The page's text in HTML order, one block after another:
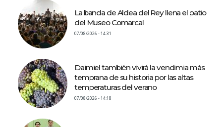
La banda de Aldea del Rey llena el patio
del Museo Comarcal
07/08/2026 - 14:31
Daimiel también vivirá la vendimia más
temprana de su historia por las altas
temperaturas del verano
07/08/2026 - 14:18